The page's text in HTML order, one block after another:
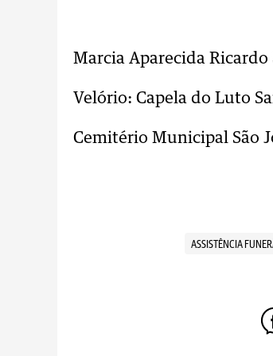
Marcia Aparecida Ricardo
Velório: Capela do Luto
Cemitério Municipal São
ASSISTÊNCIA